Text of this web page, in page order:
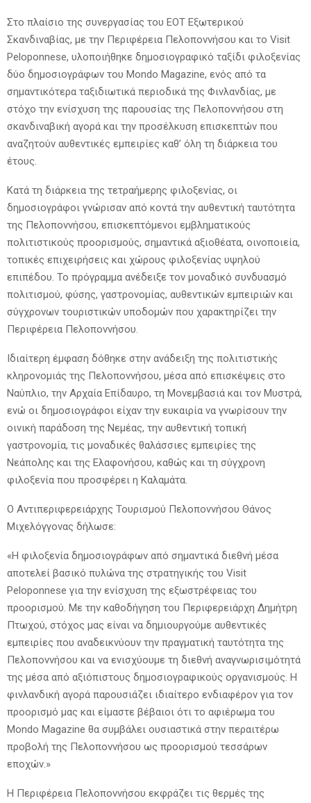
Στο πλαίσιο της συνεργασίας του ΕΟΤ Εξωτερικού
Σκανδιναβίας, με την Περιφέρεια Πελοποννήσου και το Visit
Peloponnese, υλοποιήθηκε δημοσιογραφικό ταξίδι φιλοξενίας
δύο δημοσιογράφων του Mondo Magazine, ενός από τα
σημαντικότερα ταξιδιωτικά περιοδικά της Φινλανδίας, με
στόχο την ενίσχυση της παρουσίας της Πελοποννήσου στη
σκανδιναβική αγορά και την προσέλκυση επισκεπτών που
αναζητούν αυθεντικές εμπειρίες καθ’ όλη τη διάρκεια του
έτους.
Κατά τη διάρκεια της τετραήμερης φιλοξενίας, οι
δημοσιογράφοι γνώρισαν από κοντά την αυθεντική ταυτότητα
της Πελοποννήσου, επισκεπτόμενοι εμβληματικούς
πολιτιστικούς προορισμούς, σημαντικά αξιοθέατα, οινοποιεία,
τοπικές επιχειρήσεις και χώρους φιλοξενίας υψηλού
επιπέδου. Το πρόγραμμα ανέδειξε τον μοναδικό συνδυασμό
πολιτισμού, φύσης, γαστρονομίας, αυθεντικών εμπειριών και
σύγχρονων τουριστικών υποδομών που χαρακτηρίζει την
Περιφέρεια Πελοποννήσου.
Ιδιαίτερη έμφαση δόθηκε στην ανάδειξη της πολιτιστικής
κληρονομιάς της Πελοποννήσου, μέσα από επισκέψεις στο
Ναύπλιο, την Αρχαία Επίδαυρο, τη Μονεμβασιά και τον Μυστρά,
ενώ οι δημοσιογράφοι είχαν την ευκαιρία να γνωρίσουν την
οινική παράδοση της Νεμέας, την αυθεντική τοπική
γαστρονομία, τις μοναδικές θαλάσσιες εμπειρίες της
Νεάπολης και της Ελαφονήσου, καθώς και τη σύγχρονη
φιλοξενία που προσφέρει η Καλαμάτα.
Ο Αντιπεριφερειάρχης Τουρισμού Πελοποννήσου Θάνος
Μιχελόγγονας δήλωσε:
«Η φιλοξενία δημοσιογράφων από σημαντικά διεθνή μέσα
αποτελεί βασικό πυλώνα της στρατηγικής του Visit
Peloponnese για την ενίσχυση της εξωστρέφειας του
προορισμού. Με την καθοδήγηση του Περιφερειάρχη Δημήτρη
Πτωχού, στόχος μας είναι να δημιουργούμε αυθεντικές
εμπειρίες που αναδεικνύουν την πραγματική ταυτότητα της
Πελοποννήσου και να ενισχύουμε τη διεθνή αναγνωρισιμότητά
της μέσα από αξιόπιστους δημοσιογραφικούς οργανισμούς. Η
φινλανδική αγορά παρουσιάζει ιδιαίτερο ενδιαφέρον για τον
προορισμό μας και είμαστε βέβαιοι ότι το αφιέρωμα του
Mondo Magazine θα συμβάλει ουσιαστικά στην περαιτέρω
προβολή της Πελοποννήσου ως προορισμού τεσσάρων
εποχών.»
Η Περιφέρεια Πελοποννήσου εκφράζει τις θερμές της